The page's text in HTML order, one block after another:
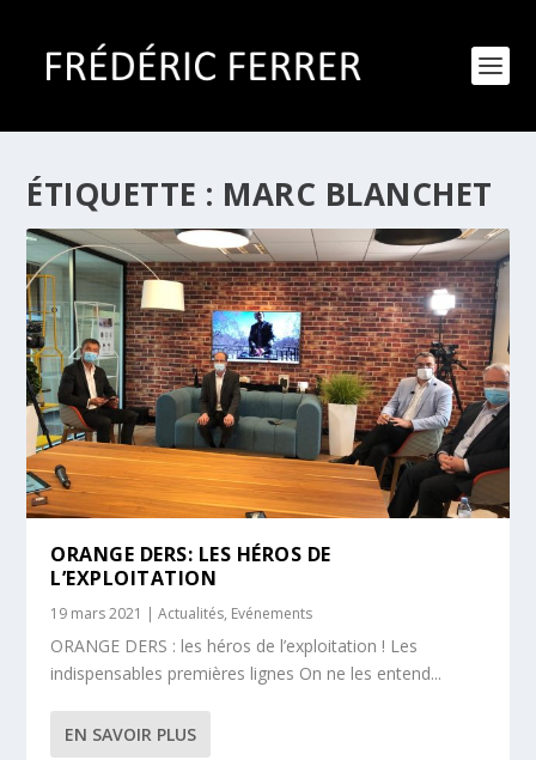
ÉTIQUETTE : MARC BLANCHET
ORANGE DERS: LES HÉROS DE
L’EXPLOITATION
19 mars 2021 |Actualités, Evénements
ORANGE DERS : les héros de l’exploitation ! Les
indispensables premières lignes On ne les entend...
EN SAVOIR PLUS